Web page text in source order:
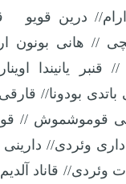
درین قویو
// هانی بونون
// قنبر یانیندا
باتدی بودونا//
قوموشموش //
داری وئردی//
وئردی// قاناد